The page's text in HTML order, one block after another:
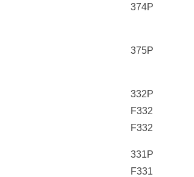
374P
375P
332P
F332
F332
331P
F331